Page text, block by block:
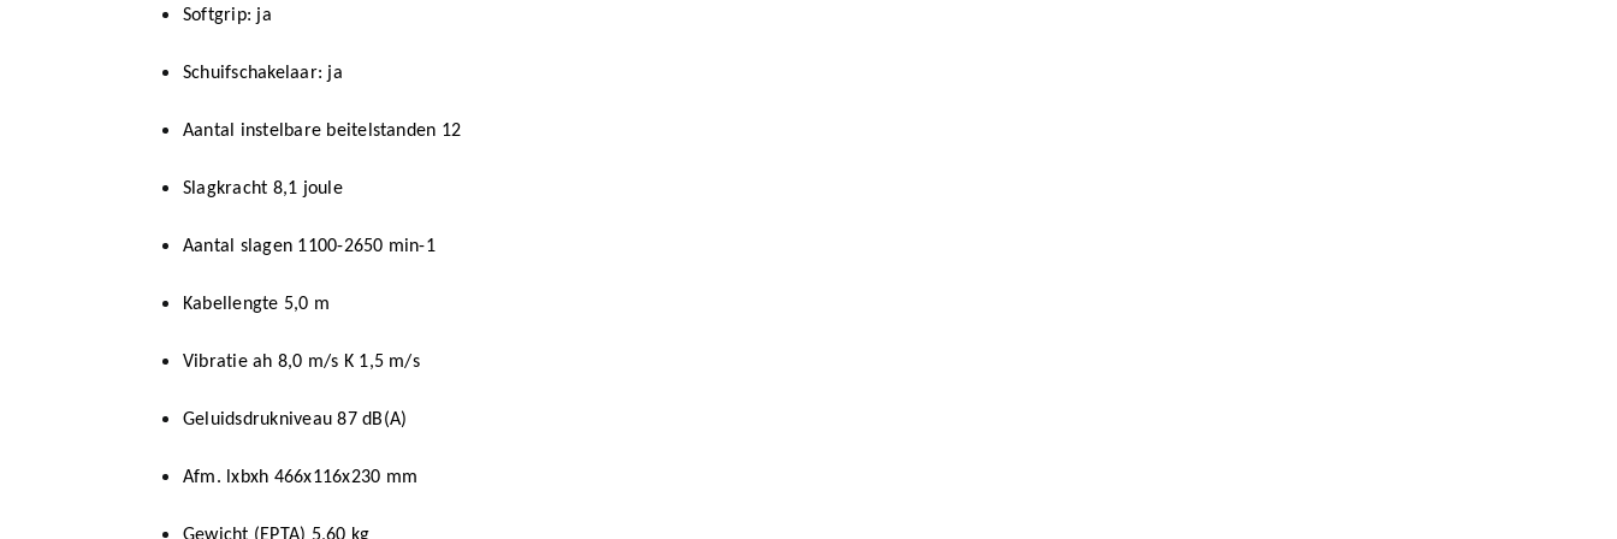
Softgrip: ja
Schuifschakelaar: ja
Aantal instelbare beitelstanden 12
Slagkracht 8,1 joule
Aantal slagen 1100-2650 min-1
Kabellengte 5,0 m
Vibratie ah 8,0 m/s K 1,5 m/s
Geluidsdrukniveau 87 dB(A)
Afm. lxbxh 466x116x230 mm